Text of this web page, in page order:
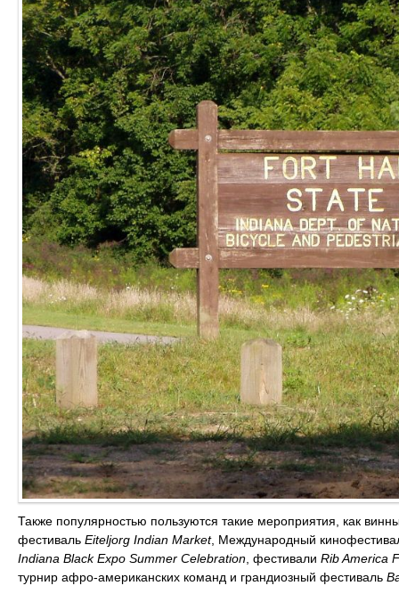
Также популярностью пользуются такие мероприятия, как
фестиваль Eiteljorg Indian Market, Международный
Indiana Black Expo Summer Celebration , фестивали Rib America
турнир афро-американских команд и грандиозный фестиваль